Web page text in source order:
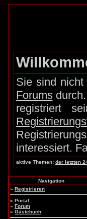
Sie sind
Forumsdurch.
registriert
interessiert.
aktive Themen: der letzten
Navigation
» Registrieren
» Portal
» Forum
» Gästebuch